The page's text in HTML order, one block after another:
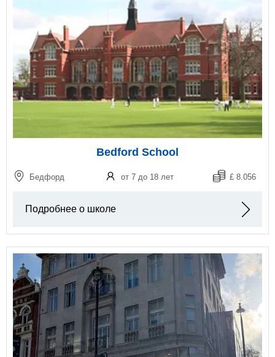
Bedford School
Бедфорд от 7 до 18 лет £ 8.056
Подробнее о школе